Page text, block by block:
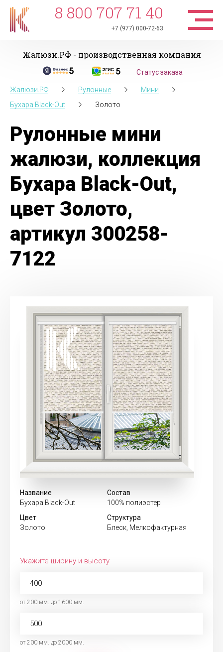
8 800 707 71 40
+7 (977) 000-72-63
Жалюзи.РФ - производственная компания
Статус заказа
Жалюзи.РФ Рулонные
Мини
Бухара Black-Out
Золото
Рулонные мини
жалюзи, коллекция
Бухара Black-Out,
цвет Золото,
артикул 300258-
7122
Название
Бухара Black-Out
Состав
100% полиэстер
Цвет
Золото
Структура
Блеск, Мелкофактурная
Укажите ширину и высоту
от 200 мм. до 1600 мм.
от 200 мм. до 2000 мм.